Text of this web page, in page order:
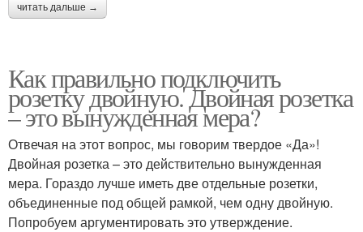
читать дальше →
Как правильно подключить
розетку двойную. Двойная розетка
– это вынужденная мера?
Отвечая на этот вопрос, мы говорим твердое «Да»!
Двойная розетка – это действительно вынужденная
мера. Гораздо лучше иметь две отдельные розетки,
объединенные под общей рамкой, чем одну двойную.
Попробуем аргументировать это утверждение.